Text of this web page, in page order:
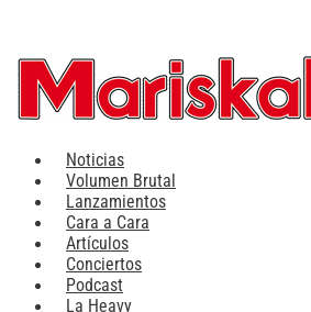
contenido
Noticias
Volumen Brutal
Lanzamientos
Cara a Cara
Artículos
Conciertos
Podcast
La Heavy